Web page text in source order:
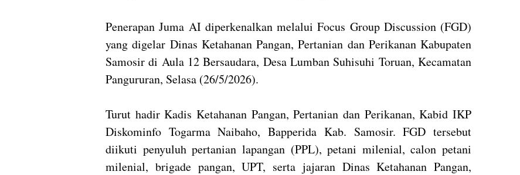
Penerapan Juma AI diperkenalkan melalui Focus Group Discussion (FGD)
yang digelar Dinas Ketahanan Pangan, Pertanian dan Perikanan Kabupaten
Samosir di Aula 12 Bersaudara, Desa Lumban Suhisuhi Toruan, Kecamatan
Pangururan, Selasa (26/5/2026).
Turut hadir Kadis Ketahanan Pangan, Pertanian dan Perikanan, Kabid IKP
Diskominfo Togarma Naibaho, Bapperida Kab. Samosir. FGD tersebut
diikuti penyuluh pertanian lapangan (PPL), petani milenial, calon petani
milenial, brigade pangan, UPT, serta jajaran Dinas Ketahanan Pangan,